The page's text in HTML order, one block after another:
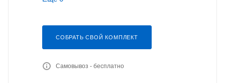
СОБРАТЬ СВОЙ КОМПЛЕКТ
Самовывоз - бесплатно